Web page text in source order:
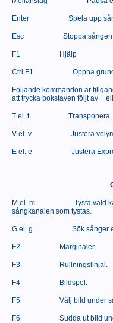
Enter Spela upp
Esc Stoppa
F1 Hjälp
Ctrl F1 Öppna
Följande kommandon är
att trycka bokstaven följt av +
T el. t Transponera
V el. v Justera
E el. e Justera
M el. m
Tysta vald
sångkanalen som tystas.
G el. g Sök sånger
F2 Marginaler.
F3 Rullningslinjal.
F4 Bildspel.
F5 Välj bild under
F6 Sudda ut bild